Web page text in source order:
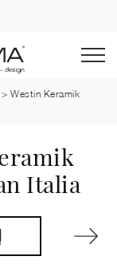
> Westin Keramik
Italia